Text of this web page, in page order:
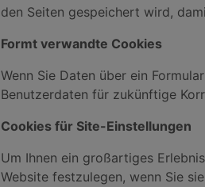
den Seiten gespeichert wird,
Formt verwandte Cookies
Wenn Sie Daten über ein
Benutzerdaten für zukünftige
Cookies für Site-Einstellungen
Um Ihnen ein großartiges
Website festzulegen, wenn Sie